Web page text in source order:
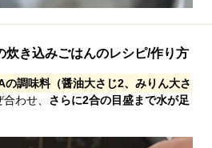
炊き込みごはんのレシピ/作り方
の調味料（醤油大さじ2、みりん大さ
わせ、 さらに2合の目盛まで水が足